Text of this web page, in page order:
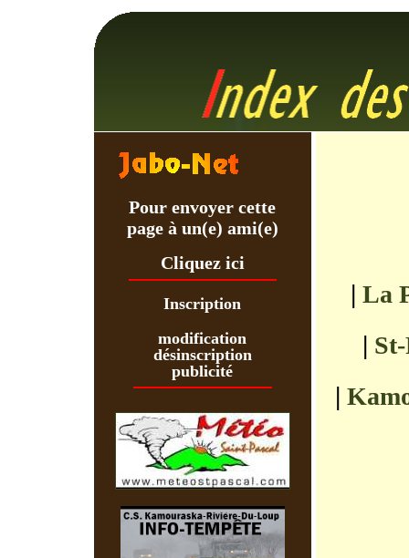
|La
|
|
Pour envoyer cette
page à un(e) ami(e)
Cliquez ici
Inscription
modification
désinscription
publicité